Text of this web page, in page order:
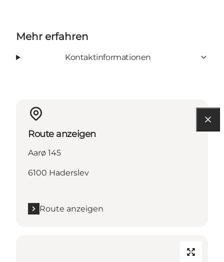
Mehr erfahren
Kontaktinformationen
Route anzeigen
Aarø 145
6100 Haderslev
Route anzeigen